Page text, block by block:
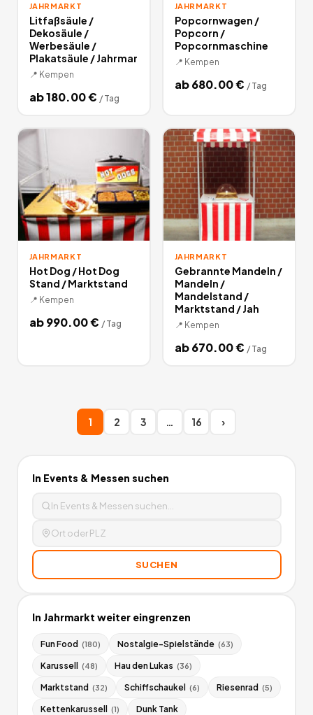
JAHRMARKT
Litfaßsäule /
Dekosäule /
Werbesäule /
Plakatsäule / Jahrmar
📍 Kempen
ab180.00€ / Tag
JAHRMARKT
Popcornwagen /
Popcorn /
Popcornmaschine
📍 Kempen
ab680.00€ / Tag
JAHRMARKT
Hot Dog / Hot Dog
Stand / Marktstand
📍 Kempen
ab990.00€ / Tag
JAHRMARKT
Gebrannte Mandeln /
Mandeln /
Mandelstand /
Marktstand / Jah
📍 Kempen
ab670.00€ / Tag
1 2 3 … 16 ›
In Events & Messen suchen
SUCHEN
In Jahrmarkt weiter eingrenzen
Fun Food (180) Nostalgie-Spielstände (63)
Karussell (48) Hau den Lukas (36)
Marktstand (32) Schiffschaukel (6) Riesenrad (5)
Kettenkarussell (1) Dunk Tank